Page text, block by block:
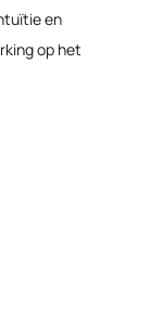
en
op het